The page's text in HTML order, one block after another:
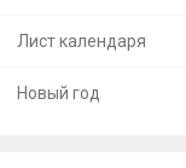
Лист календаря
Новый год